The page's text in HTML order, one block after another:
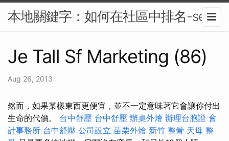
本地關鍵字：如何在社區中排名-seo
Je Tall Sf Marketing (86)
Aug 26, 2013
然而，如果某樣東西更便宜，並不一定意味著它會讓你付出
生命的代價。 台中舒壓 台中舒壓 辦桌外燴 辦理台胞證 會
計事務所 台中舒壓 公司設立 苗栗外燴 新竹 整骨 天母 整